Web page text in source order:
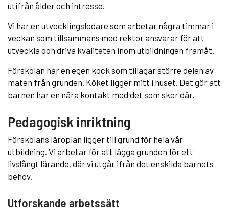
utifrån ålder och intresse.
Vi har en utvecklingsledare som arbetar några timmar i
veckan som tillsammans med rektor ansvarar för att
utveckla och driva kvaliteten inom utbildningen framåt.
Förskolan har en egen kock som tillagar större delen av
maten från grunden. Köket ligger mitt i huset. Det gör att
barnen har en nära kontakt med det som sker där.
Pedagogisk inriktning
Förskolans läroplan ligger till grund för hela vår
utbildning. Vi arbetar för att lägga grunden för ett
livslångt lärande, där vi utgår ifrån det enskilda barnets
behov.
Utforskande arbetssätt